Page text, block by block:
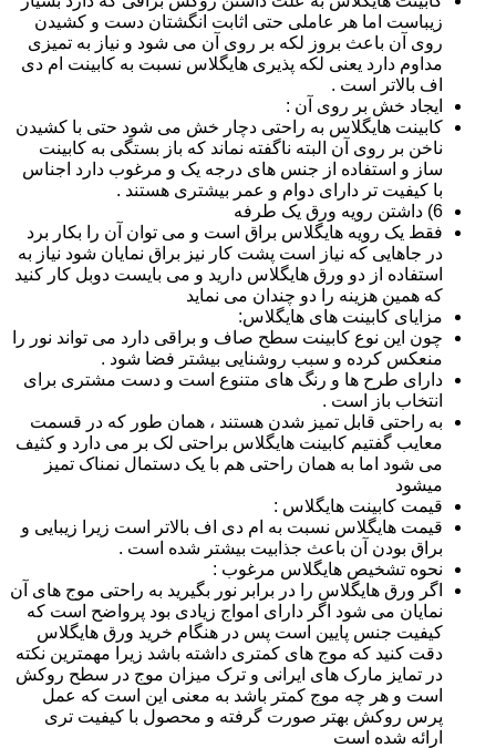
زیباست اما هر عاملی حتی اثابت انگشتان دست و کشیدن
روی آن باعث بروز لکه بر روی آن می شود و نیاز به تمیزی
مداوم دارد یعنی لکه پذیری هایگلاس نسبت به کابینت ام دی
اف بالاتر است .
ایجاد خش بر روی آن :
کابینت هایگلاس به راحتی دچار خش می شود حتی با کشیدن
ناخن بر روی آن البته ناگفته نماند که باز بستگی به کابینت
ساز و استفاده از جنس های درجه یک و مرغوب دارد اجناس
با کیفیت تر دارای دوام و عمر بیشتری هستند .
6) داشتن رویه ورق یک طرفه
فقط یک رویه هایگلاس براق است و می توان آن را بکار برد
در جاهایی که نیاز است پشت کار نیز براق نمایان شود نیاز به
استفاده از دو ورق هایگلاس دارید و می بایست دوبل کار کنید
که همین هزینه را دو چندان می نماید
مزایای کابینت های هایگلاس:
چون این نوع کابینت سطح صاف و براقی دارد می تواند نور را
منعکس کرده و سبب روشنایی بیشتر فضا شود .
دارای طرح ها و رنگ های متنوع است و دست مشتری برای
انتخاب باز است .
به راحتی قابل تمیز شدن هستند ، همان طور که در قسمت
معایب گفتیم کابینت هایگلاس براحتی لک بر می دارد و کثیف
می شود اما به همان راحتی هم با یک دستمال نمناک تمیز
میشود
قیمت کابینت هایگلاس :
قیمت هایگلاس نسبت به ام دی اف بالاتر است زیرا زیبایی و
براق بودن آن باعث جذابیت بیشتر شده است .
نحوه تشخیص هایگلاس مرغوب :
اگر ورق هایگلاس را در برابر نور بگیرید به راحتی موج های آن
نمایان می شود اگر دارای امواج زیادی بود پرواضح است که
کیفیت جنس پایین است پس در هنگام خرید ورق هایگلاس
دقت کنید که موج های کمتری داشته باشد زیرا مهمترین نکته
در تمایز مارک های ایرانی و ترک میزان موج در سطح روکش
است و هر چه موج کمتر باشد به معنی این است که عمل
پرس روکش بهتر صورت گرفته و محصول با کیفیت تری
ارائه شده است